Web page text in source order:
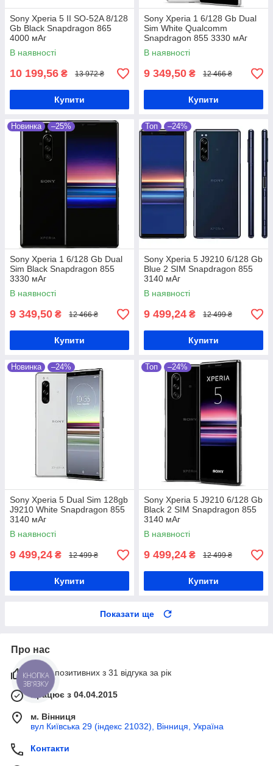
Sony Xperia 5 II SO-52A 8/128
Gb Black Snapdragon 865
4000 мАг
В наявності
10 199,56 ₴ 13 972 ₴
Купити
Sony Xperia 1 6/128 Gb Dual
Sim White Qualcomm
Snapdragon 855 3330 мАг
В наявності
9 349,50 ₴ 12 466 ₴
Купити
Новинка –25%
Sony Xperia 1 6/128 Gb Dual
Sim Black Snapdragon 855
3330 мАг
В наявності
9 349,50 ₴ 12 466 ₴
Купити
Топ –24%
Sony Xperia 5 J9210 6/128 Gb
Blue 2 SIM Snapdragon 855
3140 мАг
В наявності
9 499,24 ₴ 12 499 ₴
Купити
Новинка –24%
Sony Xperia 5 Dual Sim 128gb
J9210 White Snapdragon 855
3140 мАг
В наявності
9 499,24 ₴ 12 499 ₴
Купити
Топ –24%
Sony Xperia 5 J9210 6/128 Gb
Black 2 SIM Snapdragon 855
3140 мАг
В наявності
9 499,24 ₴ 12 499 ₴
Купити
Показати ще
Про нас
100% позитивних з 31 відгука за рік
Працює з 04.04.2015
м. Вінниця
вул Київська 29 (індекс 21032), Вінниця, Україна
Контакти
КНОПКА
ЗВ'ЯЗКУ